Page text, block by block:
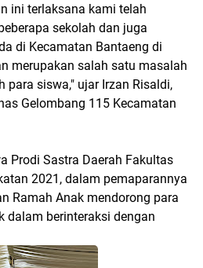
ini terlaksana kami telah
sekolah dan juga
di Kecamatan Bantaeng di
merupakan salah satu masalah
para siswa," ujar Irzan Risaldi,
Gelombang 115 Kecamatan
Prodi Sastra Daerah Fakultas
2021, dalam pemaparannya
Ramah Anak mendorong para
dalam berinteraksi dengan